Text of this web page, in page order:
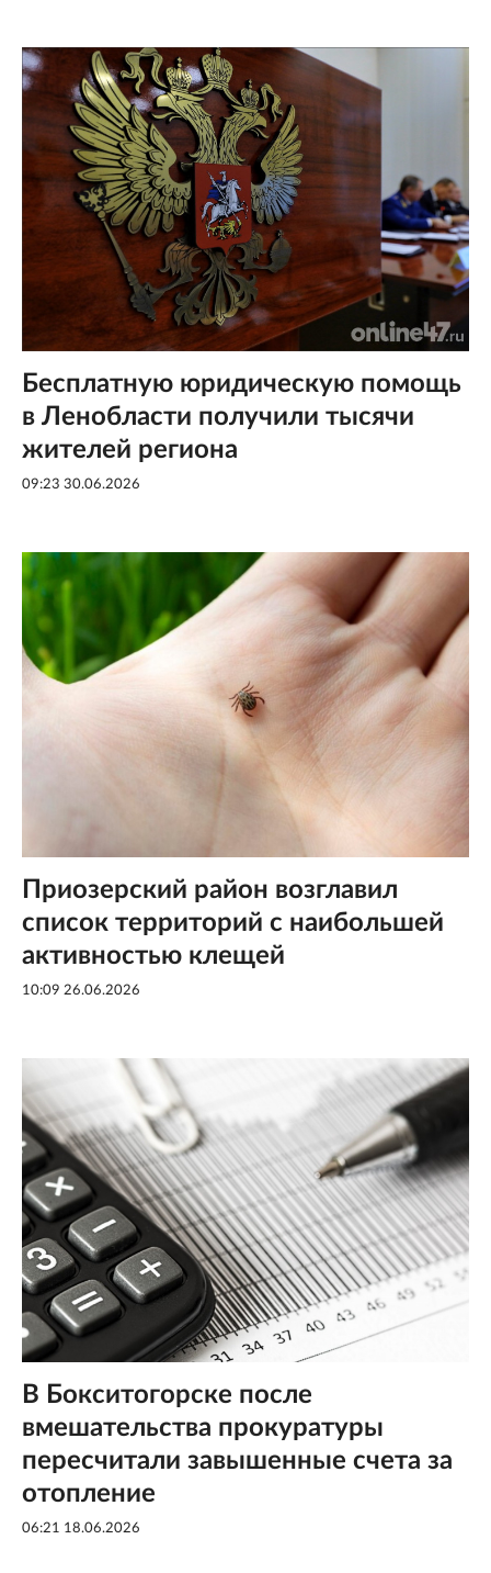
Бесплатную юридическую помощь
в Ленобласти получили тысячи
жителей региона
09:23 30.06.2026
Приозерский район возглавил
список территорий с наибольшей
активностью клещей
10:09 26.06.2026
В Бокситогорске после
вмешательства прокуратуры
пересчитали завышенные счета за
отопление
06:21 18.06.2026